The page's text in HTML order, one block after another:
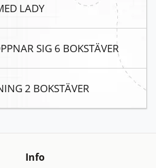
LADY
SIG 6 BOKSTÄVER
2 BOKSTÄVER
Info